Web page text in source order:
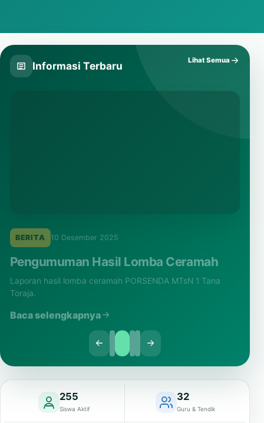
Informasi Terbaru Lihat Semua
BERITA 10 Desember 2025
Pengumuman Hasil Lomba Ceramah
Laporan hasil lomba ceramah PORSENDA MTsN 1 Tana
Toraja.
Baca selengkapnya
255
Siswa Aktif
32
Guru & Tendik